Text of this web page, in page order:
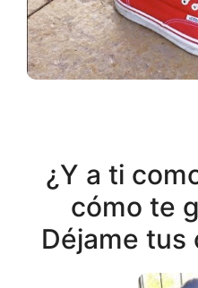
¿Y a ti
cómo te
Déjame tus